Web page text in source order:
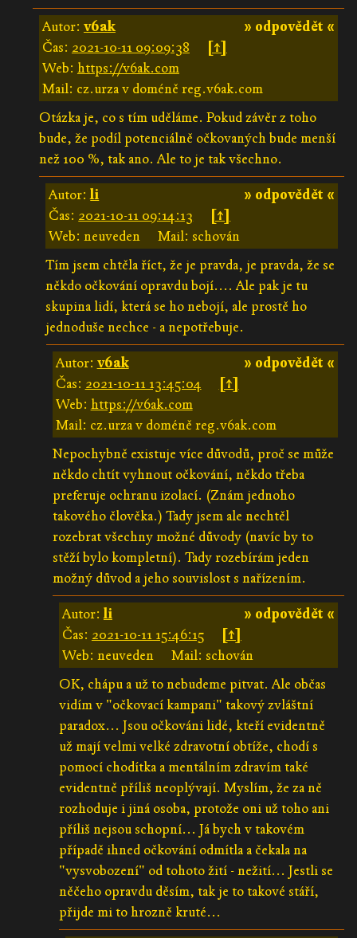
» odpovědět «
Autor: v6ak
Čas: 2021-10-11 09:09:38
[↑]
Web: https://v6ak.com
Mail: cz.urza v doméně reg.v6ak.com
Otázka je, co s tím uděláme. Pokud závěr z toho
bude, že podíl potenciálně očkovaných bude menší
než 100 %, tak ano. Ale to je tak všechno.
» odpovědět «
Autor:li
Čas: 2021-10-11 09:14:13
[↑]
Web: neuveden
Mail: schován
Tím jsem chtěla říct, že je pravda, je pravda, že se
někdo očkování opravdu bojí.... Ale pak je tu
skupina lidí, která se ho nebojí, ale prostě ho
jednoduše nechce - a nepotřebuje.
» odpovědět «
Autor: v6ak
Čas: 2021-10-11 13:45:04
[↑]
Web: https://v6ak.com
Mail: cz.urza v doméně reg.v6ak.com
Nepochybně existuje více důvodů, proč se může
někdo chtít vyhnout očkování, někdo třeba
preferuje ochranu izolací. (Znám jednoho
takového člověka.) Tady jsem ale nechtěl
rozebrat všechny možné důvody (navíc by to
stěží bylo kompletní). Tady rozebírám jeden
možný důvod a jeho souvislost s nařízením.
» odpovědět «
Autor:li
Čas: 2021-10-11 15:46:15
[↑]
Web: neuveden
Mail: schován
OK, chápu a už to nebudeme pitvat. Ale občas
vidím v "očkovací kampani" takový zvláštní
paradox... Jsou očkováni lidé, kteří evidentně
už mají velmi velké zdravotní obtíže, chodí s
pomocí chodítka a mentálním zdravím také
evidentně příliš neoplývají. Myslím, že za ně
rozhoduje i jiná osoba, protože oni už toho ani
příliš nejsou schopní... Já bych v takovém
případě ihned očkování odmítla a čekala na
"vysvobození" od tohoto žití - nežití... Jestli se
něčeho opravdu děsím, tak je to takové stáří,
přijde mi to hrozně kruté...